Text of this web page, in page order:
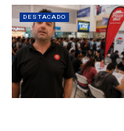
DESTACADO